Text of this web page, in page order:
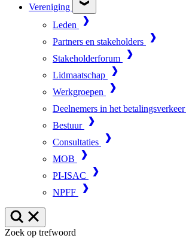
Vereniging
Leden
Partners en stakeholders
Stakeholderforum
Lidmaatschap
Werkgroepen
Deelnemers in het betalingsverkeer
Bestuur
Consultaties
MOB
PI-ISAC
NPFF
Zoek op trefwoord